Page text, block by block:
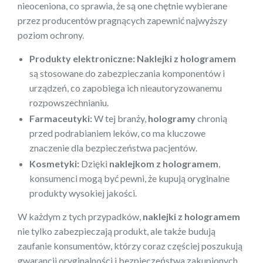
nieoceniona, co sprawia, że są one chętnie wybierane
przez producentów pragnących zapewnić najwyższy
poziom ochrony.
Produkty elektroniczne: Naklejki z hologramem
są stosowane do zabezpieczania komponentów i
urządzeń, co zapobiega ich nieautoryzowanemu
rozpowszechnianiu.
Farmaceutyki:W tej branży, hologramychronią
przed podrabianiem leków, co ma kluczowe
znaczenie dla bezpieczeństwa pacjentów.
Kosmetyki: Dzięki naklejkom z hologramem
konsumenci mogą być pewni, że kupują oryginalne
produkty wysokiej jakości.
W każdym z tych przypadków, naklejki z hologramem
nie tylko zabezpieczają produkt, ale także budują
zaufanie konsumentów, którzy coraz częściej poszukują
gwarancji oryginalności i bezpieczeństwa zakupionych